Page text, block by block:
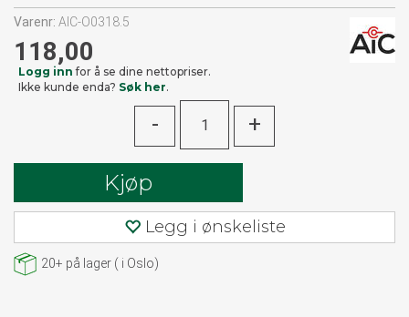
Varenr: AIC-O0318.5
118,00
Logg inn for å se dine nettopriser.
Ikke kunde enda? Søk her.
- +
Kjøp
Legg i ønskeliste
20+ på lager ( i Oslo)